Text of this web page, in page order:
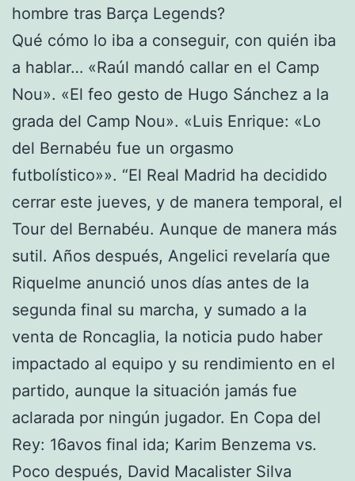
hombre tras Barça Legends?
Qué cómo lo iba a conseguir, con quién iba
a hablar… «Raúl mandó callar en el Camp
Nou». «El feo gesto de Hugo Sánchez a la
grada del Camp Nou». «Luis Enrique: «Lo
del Bernabéu fue un orgasmo
futbolístico»». “El Real Madrid ha decidido
cerrar este jueves, y de manera temporal, el
Tour del Bernabéu. Aunque de manera más
sutil. Años después, Angelici revelaría que
Riquelme anunció unos días antes de la
segunda final su marcha, y sumado a la
venta de Roncaglia, la noticia pudo haber
impactado al equipo y su rendimiento en el
partido, aunque la situación jamás fue
aclarada por ningún jugador. En Copa del
Rey: 16avos final ida; Karim Benzema vs.
Poco después, David Macalister Silva